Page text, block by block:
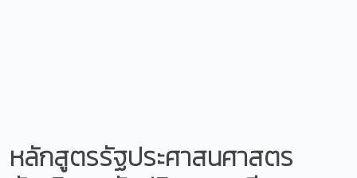
หลักสูตรรัฐประศาสนศาสตร